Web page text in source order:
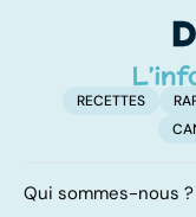
RECETTES
Qui sommes-nous ?